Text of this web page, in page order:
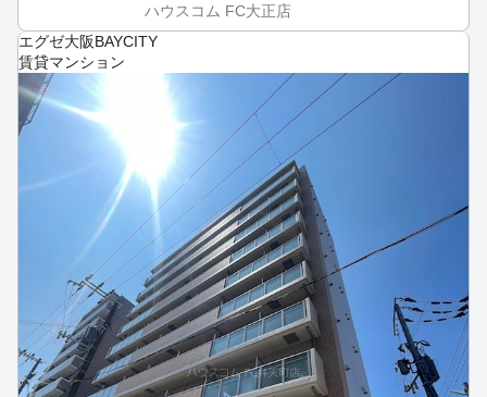
ハウスコム FC大正店
エグゼ大阪BAYCITY
賃貸マンション